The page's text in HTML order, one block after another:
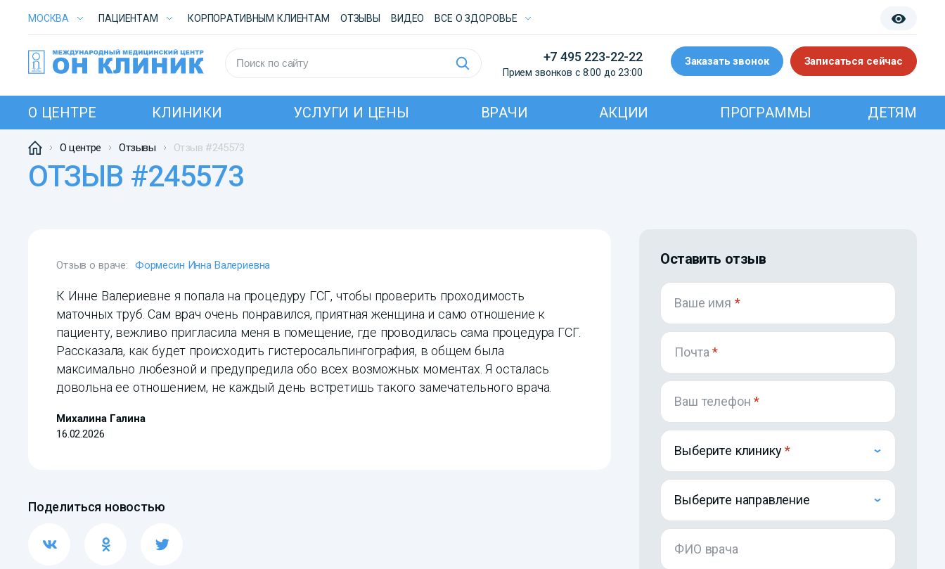
МОСКВА ПАЦИЕНТАМ КОРПОРАТИВНЫМ КЛИЕНТАМ ОТЗЫВЫ ВИДЕО ВСE О ЗДОРОВЬЕ
+7 495 223-22-22
Прием звонков с 8:00 до 23:00
Заказать звонок Записаться сейчас
О ЦЕНТРЕ КЛИНИКИ УСЛУГИ И ЦЕНЫ ВРАЧИ АКЦИИ ПРОГРАММЫ ДЕТЯМ
О центре Отзывы Отзыв #245573
ОТЗЫВ #245573
Отзыв о враче: Формесин Инна Валериевна
К Инне Валериевне я попала на процедуру ГСГ, чтобы проверить проходимость
маточных труб. Сам врач очень понравился, приятная женщина и само отношение к
пациенту, вежливо пригласила меня в помещение, где проводилась сама процедура ГСГ.
Рассказала, как будет происходить гистеросальпингография, в общем была
максимально любезной и предупредила обо всех возможных моментах. Я осталась
довольна ее отношением, не каждый день встретишь такого замечательного врача.
Михалина Галина
16.02.2026
Поделиться новостью
Оставить отзыв
Ваше имя *
Почта*
Ваш телефон*
Выберите клинику
Выберите направление
ФИО врача